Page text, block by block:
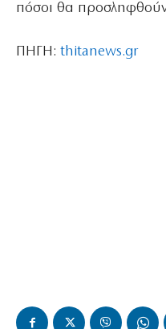
πόσοι θα
ΠΗΓΗ: thitanews.gr